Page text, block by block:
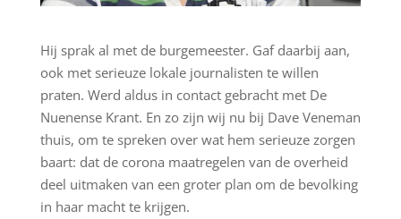
Hij sprak al met de burgemeester. Gaf daarbij aan,
ook met serieuze lokale journalisten te willen
praten. Werd aldus in contact gebracht met De
Nuenense Krant. En zo zijn wij nu bij Dave Veneman
thuis, om te spreken over wat hem serieuze zorgen
baart: dat de corona maatregelen van de overheid
deel uitmaken van een groter plan om de bevolking
in haar macht te krijgen.